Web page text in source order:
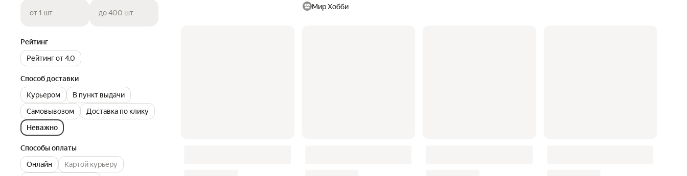
от 1 шт до 400 шт
Рейтинг
Рейтинг от 4.0
Способ доставки
Курьером
В пункт выдачи
Самовывозом
Доставка по клику
Неважно
Способы оплаты
Онлайн
Картой курьеру
Мир Хобби